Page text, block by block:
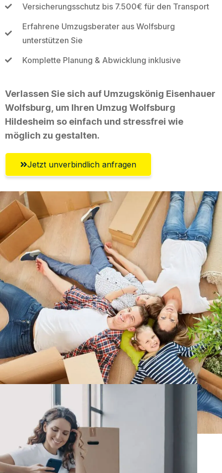
Versicherungsschutz bis 7.500€ für den Transport
Erfahrene Umzugsberater aus Wolfsburg
unterstützen Sie
Komplette Planung & Abwicklung inklusive
Verlassen Sie sich auf Umzugskönig Eisenhauer
Wolfsburg, um Ihren Umzug Wolfsburg
Hildesheim so einfach und stressfrei wie
möglich zu gestalten.
Jetzt unverbindlich anfragen